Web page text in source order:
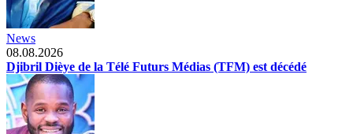
News
08.08.2026
Djibril Dièye de la Télé Futurs Médias (TFM) est décédé